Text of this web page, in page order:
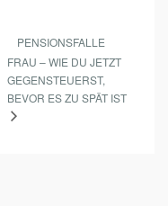
PENSIONSFALLE
FRAU – WIE DU JETZT
GEGENSTEUERST,
BEVOR ES ZU SPÄT IST